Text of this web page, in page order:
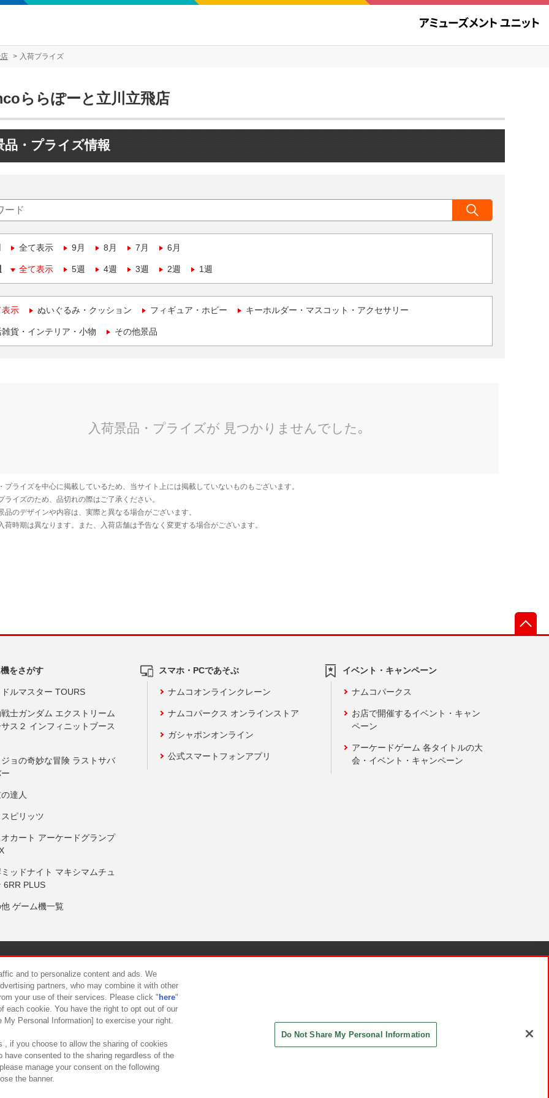
入荷プライズ
ららぽーと立川立飛店
品・プライズ情報
全て表示 9月 8月 7月 6月
全て表示 5週 4週 3週 2週 1週
表示 ぬいぐるみ・クッション フィギュア・ホビー キーホルダー・マスコット・アクセサリー
貨・インテリア・小物 その他景品
をさがす
ルマスター TOURS
士ガンダム エクストリーム
ス２ インフィニットブース
ョの奇妙な冒険 ラストサバ
達人
ピリッツ
カート アーケードグランプ
ッドナイト マキシマムチュ
6RR PLUS
ゲーム機一覧
スマホ・PCであそぶ
ナムコオンラインクレーン
ナムコパークス オンラインストア
ガシャポンオンライン
公式スマートフォンアプリ
イベント・キャンペーン
ナムコパークス
お店で開催するイベント・キャン
ペーン
アーケードゲーム 各タイトルの大
会・イベント・キャンペーン
について カスタマーハラスメント対応方針
and to personalize content and ads. We
partners, who may combine it with other
your use of their services. Please click " here"
each cookie. You have the right to opt out of our
Personal Information] to exercise your right.
, if you choose to allow the sharing of cookies
have consented to the sharing regardless of the
manage your consent on the following
the banner.
Do Not Share My Personal Information